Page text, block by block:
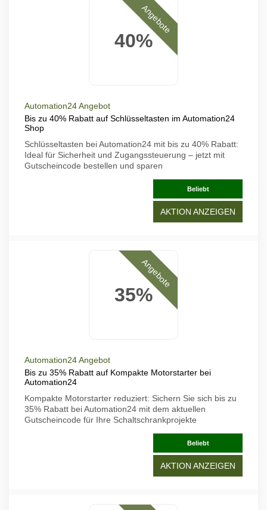
40%
Angebote
Automation24 Angebot
Bis zu 40% Rabatt auf Schlüsseltasten im Automation24
Shop
Schlüsseltasten bei Automation24 mit bis zu 40% Rabatt:
Ideal für Sicherheit und Zugangssteuerung – jetzt mit
Gutscheincode bestellen und sparen
Beliebt
AKTION ANZEIGEN
35%
Angebote
Automation24 Angebot
Bis zu 35% Rabatt auf Kompakte Motorstarter bei
Automation24
Kompakte Motorstarter reduziert: Sichern Sie sich bis zu
35% Rabatt bei Automation24 mit dem aktuellen
Gutscheincode für Ihre Schaltschrankprojekte
Beliebt
AKTION ANZEIGEN